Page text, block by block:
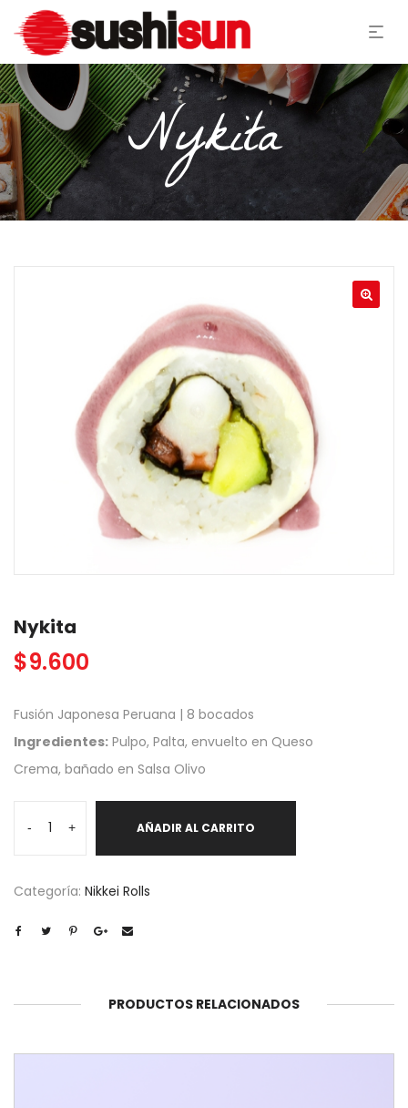
Nykita
Nykita
$9.600
Fusión Japonesa Peruana | 8 bocados
Ingredientes: Pulpo, Palta, envuelto en Queso
Crema, bañado en Salsa Olivo
-
cantidad+ AÑADIR AL CARRITO
Categoría: Nikkei Rolls
PRODUCTOS RELACIONADOS